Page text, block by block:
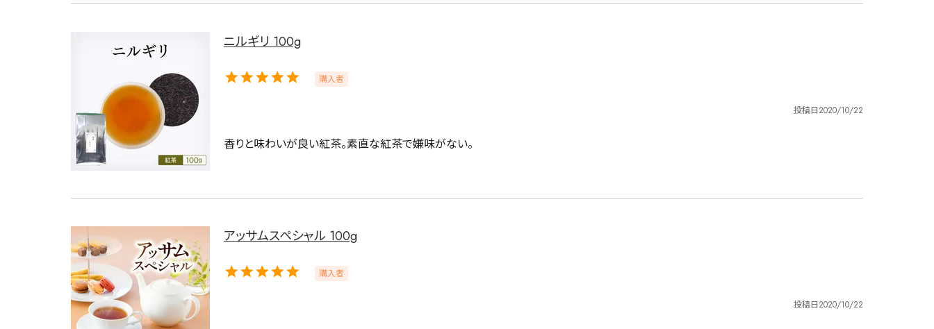
ニルギリ 100g
購入者
投稿日2020/10/22
香りと味わいが良い紅茶。素直な紅茶で嫌味がない。
アッサムスペシャル 100g
購入者
投稿日2020/10/22